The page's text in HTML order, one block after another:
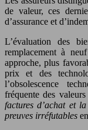
de valeur, ces
d’assurance et
L’évaluation des
remplacement à
approche, plus
prix et des
l’obsolescence
fréquente des valeurs
factures d’achat et
preuves irréfutables